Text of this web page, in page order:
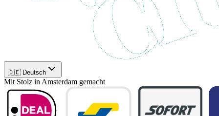
🇩🇪 Deutsch
Mit Stolz in Amsterdam gemacht